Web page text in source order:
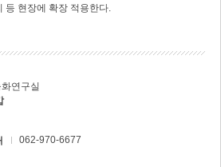
등 현장에 확장 적용한다.
연구실
062-970-6677